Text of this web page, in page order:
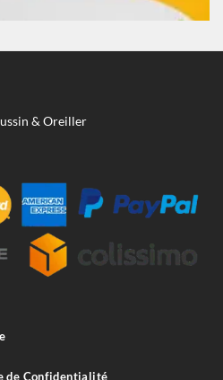
& Oreiller
de Confidentialité